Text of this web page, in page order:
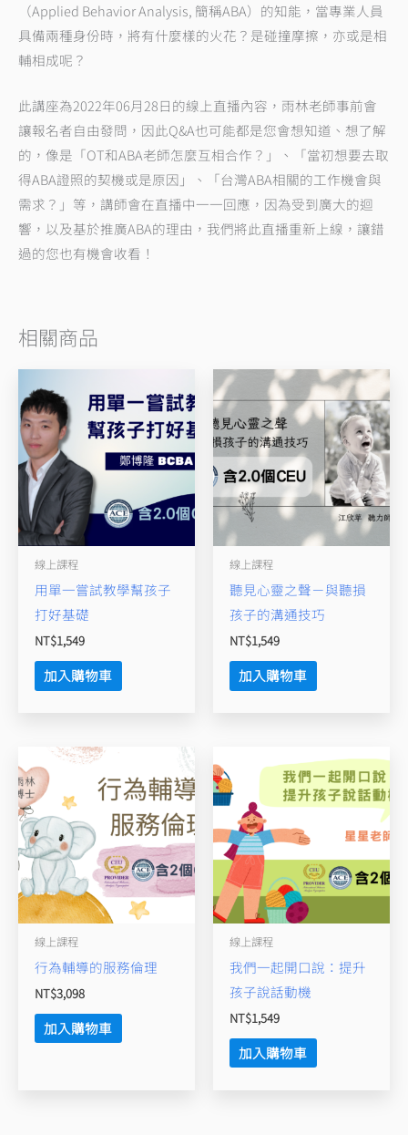
（Applied Behavior Analysis, 簡稱ABA）的知能，當專業人員
具備兩種身份時，將有什麼樣的火花？是碰撞摩擦，亦或是相
輔相成呢？
此講座為2022年06月28日的線上直播內容，雨林老師事前會
讓報名者自由發問，因此Q&A也可能都是您會想知道、想了解
的，像是「OT和ABA老師怎麼互相合作？」、「當初想要去取
得ABA證照的契機或是原因」、「台灣ABA相關的工作機會與
需求？」等，講師會在直播中一一回應，因為受到廣大的迴
響，以及基於推廣ABA的理由，我們將此直播重新上線，讓錯
過的您也有機會收看！
相關商品
線上課程
用單一嘗試教學幫孩子
打好基礎
NT$1,549
加入購物車
線上課程
聽見心靈之聲－與聽損
孩子的溝通技巧
NT$1,549
加入購物車
線上課程
行為輔導的服務倫理
NT$3,098
加入購物車
線上課程
我們一起開口說：提升
孩子說話動機
NT$1,549
加入購物車